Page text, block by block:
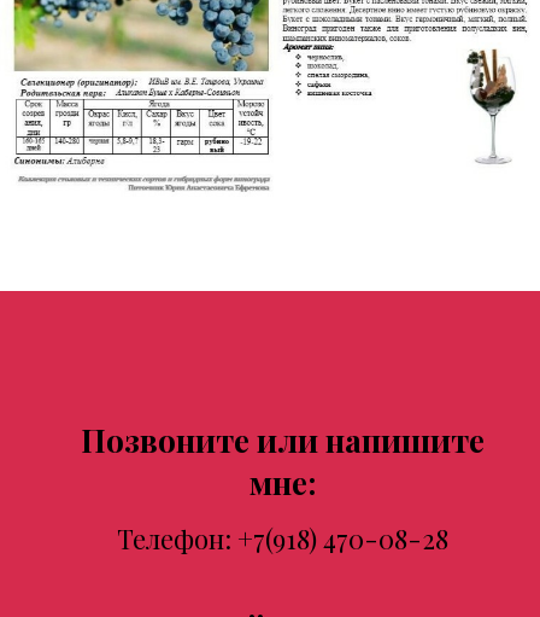
Позвоните или напишите
мне:
Телефон: +7(918) 470-08-28